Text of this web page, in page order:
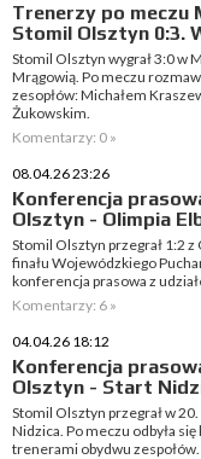
Trenerzy po meczu
Stomil Olsztyn 0:3.
Stomil Olsztyn wygrał 3:0 w
Mrągowią. Po meczu
zesopłów: Michałem
Żukowskim.
Komentarzy: 0 »
08.04.26 23:26
Konferencja
Olsztyn - Olimpia
Stomil Olsztyn przegrał 1:2
finału Wojewódzkiego
konferencja prasowa z
Komentarzy: 6 »
04.04.26 18:12
Konferencja
Olsztyn - Start
Stomil Olsztyn przegrał w
Nidzica. Po meczu odbyła
trenerami obydwu zespołów.